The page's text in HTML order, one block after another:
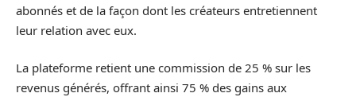
abonnés et de la façon dont les créateurs entretiennent
leur relation avec eux.
La plateforme retient une commission de 25 % sur les
revenus générés, offrant ainsi 75 % des gains aux